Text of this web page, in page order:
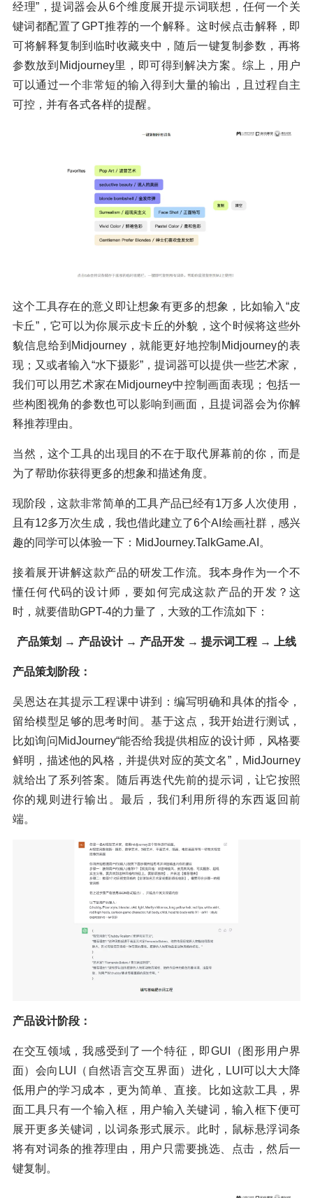
经理”，提词器会从6个维度展开提示词联想，任何一个关
键词都配置了GPT推荐的一个解释。这时候点击解释，即
可将解释复制到临时收藏夹中，随后一键复制参数，再将
参数放到Midjourney里，即可得到解决方案。综上，用户
可以通过一个非常短的输入得到大量的输出，且过程自主
可控，并有各式各样的提醒。
这个工具存在的意义即让想象有更多的想象，比如输入“皮
卡丘”，它可以为你展示皮卡丘的外貌，这个时候将这些外
貌信息给到Midjourney，就能更好地控制Midjourney的表
现；又或者输入“水下摄影”，提词器可以提供一些艺术家，
我们可以用艺术家在Midjourney中控制画面表现；包括一
些构图视角的参数也可以影响到画面，且提词器会为你解
释推荐理由。
当然，这个工具的出现目的不在于取代屏幕前的你，而是
为了帮助你获得更多的想象和描述角度。
现阶段，这款非常简单的工具产品已经有1万多人次使用，
且有12多万次生成，我也借此建立了6个AI绘画社群，感兴
趣的同学可以体验一下：MidJourney.TalkGame.AI。
接着展开讲解这款产品的研发工作流。我本身作为一个不
懂任何代码的设计师，要如何完成这款产品的开发？这
时，就要借助GPT-4的力量了，大致的工作流如下：
产品策划 → 产品设计 → 产品开发 → 提示词工程 → 上线
产品策划阶段：
吴恩达在其提示工程课中讲到：编写明确和具体的指令，
留给模型足够的思考时间。基于这点，我开始进行测试，
比如询问MidJourney“能否给我提供相应的设计师，风格要
鲜明，描述他的风格，并提供对应的英文名”，MidJourney
就给出了系列答案。随后再迭代先前的提示词，让它按照
你的规则进行输出。最后，我们利用所得的东西返回前
端。
产品设计阶段：
在交互领域，我感受到了一个特征，即GUI（图形用户界
面）会向LUI（自然语言交互界面）进化，LUI可以大大降
低用户的学习成本，更为简单、直接。比如这款工具，界
面工具只有一个输入框，用户输入关键词，输入框下便可
展开更多关键词，以词条形式展示。此时，鼠标悬浮词条
将有对词条的推荐理由，用户只需要挑选、点击，然后一
键复制。